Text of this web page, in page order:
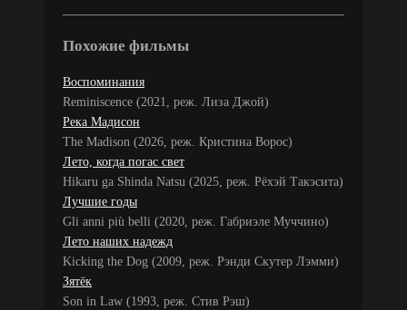
Похожие фильмы
Воспоминания
Reminiscence (2021, реж. Лиза Джой)
Река Мадисон
The Madison (2026, реж. Кристина Ворос)
Лето, когда погас свет
Hikaru ga Shinda Natsu (2025, реж. Рёхэй Такэсита)
Лучшие годы
Gli anni più belli (2020, реж. Габриэле Муччино)
Лето наших надежд
Kicking the Dog (2009, реж. Рэнди Скутер Лэмми)
Зятёк
Son in Law (1993, реж. Стив Рэш)